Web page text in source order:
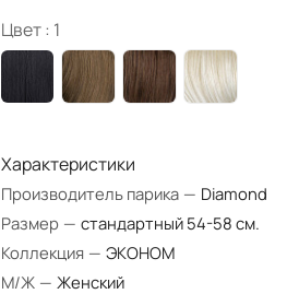
Цвет : 1
Характеристики
Производитель парика — Diamond
Размер — стандартный 54-58 см.
Коллекция — ЭКОНОМ
М/Ж — Женский